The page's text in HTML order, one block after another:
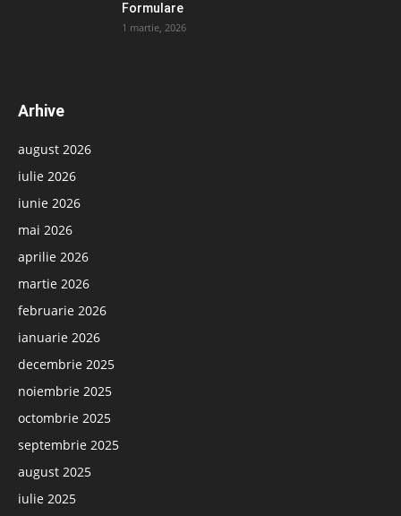
Formulare
1 martie, 2026
Arhive
august 2026
iulie 2026
iunie 2026
mai 2026
aprilie 2026
martie 2026
februarie 2026
ianuarie 2026
decembrie 2025
noiembrie 2025
octombrie 2025
septembrie 2025
august 2025
iulie 2025